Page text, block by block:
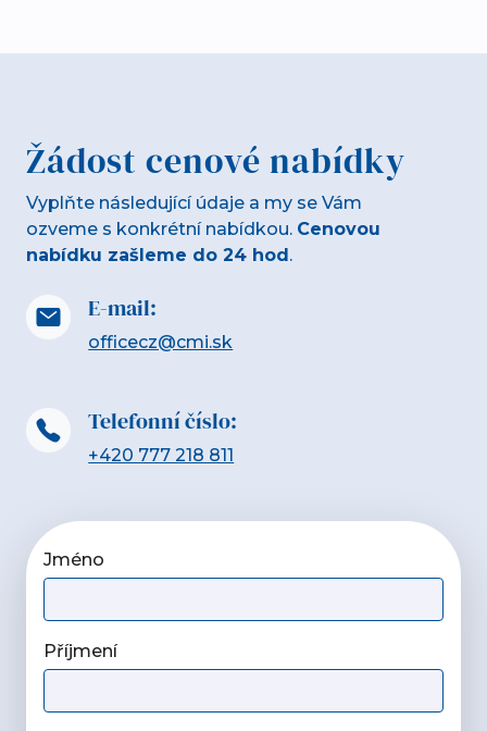
Žádost cenové nabídky
Vyplňte následující údaje a my se Vám
ozveme s konkrétní nabídkou. Cenovou
nabídku zašleme do 24 hod.
E-mail:
officecz@cmi.sk
Telefonní číslo:
+420 777 218 811
Jméno
Příjmení